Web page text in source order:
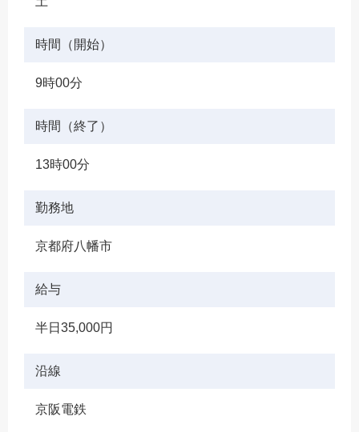
時間（開始）
9時00分
時間（終了）
13時00分
勤務地
京都府八幡市
給与
半日35,000円
沿線
京阪電鉄